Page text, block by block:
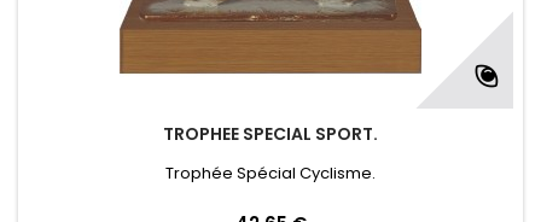
TROPHEE SPECIAL SPORT.
Trophée Spécial Cyclisme.